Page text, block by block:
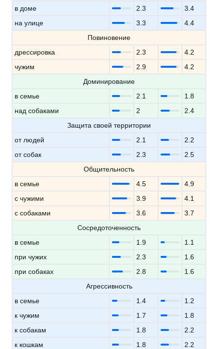
в доме
2.3
3.4
на улице
3.3
4.4
Повиновение
дрессировка
2.3
4.2
чужим
2.9
4.2
Доминирование
в семье
2.1
1.8
над собаками
2
2.4
Защита своей территории
от людей
2.1
2.2
от собак
2.3
2.5
Общительность
в семье
4.5
4.9
с чужими
3.9
4.1
с собаками
3.6
3.7
Сосредоточенность
в семье
1.9
1.1
при чужих
2.3
1.6
при собаках
2.8
1.6
Агрессивность
в семье
1.4
1.2
к чужим
1.7
1.8
к собакам
1.8
2.2
к кошкам
1.8
2.2